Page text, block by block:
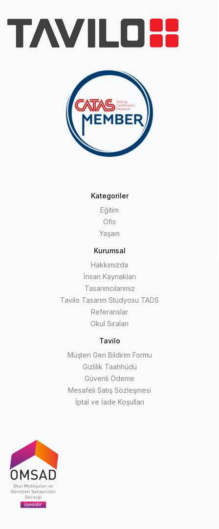
Kategoriler
Eğitim
Ofis
Yaşam
Kurumsal
Hakkımızda
İnsan Kaynakları
Tasarımcılarımız
Tavilo Tasarım Stüdyosu TADS
Referanslar
Okul Sıraları
Tavilo
Müşteri Geri Bildirim Formu
Gizlilik Taahhüdü
Güvenli Ödeme
Mesafeli Satış Sözleşmesi
İptal ve İade Koşulları